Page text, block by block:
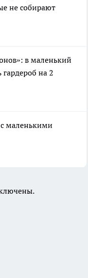
не собирают
в маленький
на 2
маленькими